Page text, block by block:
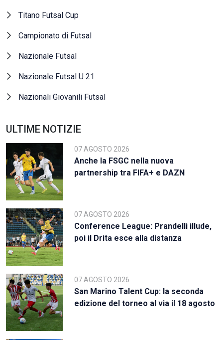
Titano Futsal Cup
Campionato di Futsal
Nazionale Futsal
Nazionale Futsal U 21
Nazionali Giovanili Futsal
ULTIME NOTIZIE
07 AGOSTO 2026
Anche la FSGC nella nuova
partnership tra FIFA+ e DAZN
07 AGOSTO 2026
Conference League: Prandelli illude,
poi il Drita esce alla distanza
07 AGOSTO 2026
San Marino Talent Cup: la seconda
edizione del torneo al via il 18 agosto